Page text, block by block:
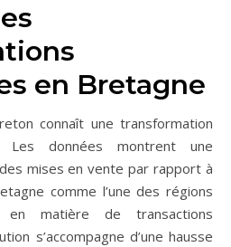
en Bretagne
connaît une transformation
Les données montrent une
mises en vente par rapport à
comme l’une des régions
en matière de transactions
s’accompagne d’une hausse